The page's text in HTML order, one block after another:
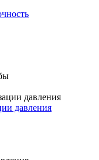
давления